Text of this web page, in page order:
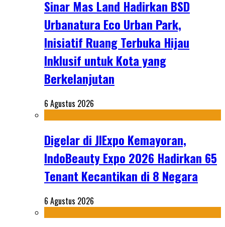
Sinar Mas Land Hadirkan BSD
Urbanatura Eco Urban Park,
Inisiatif Ruang Terbuka Hijau
Inklusif untuk Kota yang
Berkelanjutan
6 Agustus 2026
Digelar di JIExpo Kemayoran,
IndoBeauty Expo 2026 Hadirkan 65
Tenant Kecantikan di 8 Negara
6 Agustus 2026